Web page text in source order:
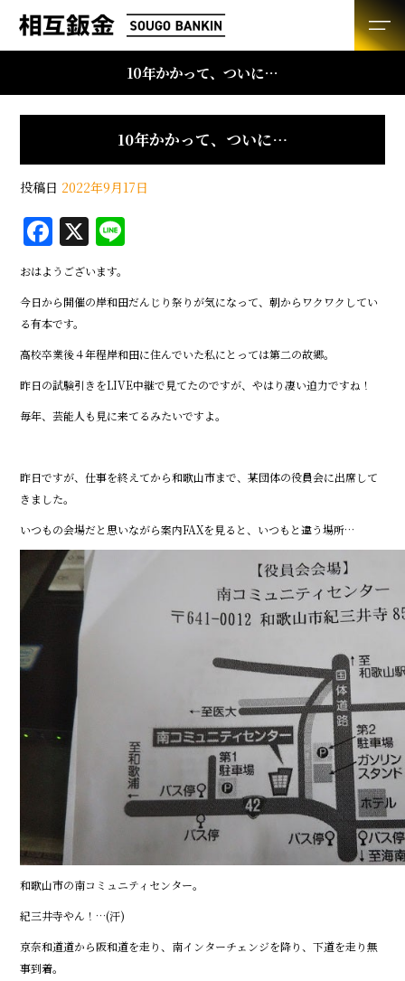
10年かかって、ついに…
10年かかって、ついに…
投稿日 2022年9月17日
F
a
c
e
b
o
o
k
X
e
おはようございます。
今日から開催の岸和田だんじり祭りが気になって、朝からワクワクしてい
る有本です。
高校卒業後４年程岸和田に住んでいた私にとっては第二の故郷。
昨日の試験引きをLIVE中継で見てたのですが、やはり凄い迫力ですね！
毎年、芸能人も見に来てるみたいですよ。
昨日ですが、仕事を終えてから和歌山市まで、某団体の役員会に出席して
きました。
いつもの会場だと思いながら案内FAXを見ると、いつもと違う場所…
和歌山市の南コミュニティセンター。
紀三井寺やん！…(汗)
京奈和道道から阪和道を走り、南インターチェンジを降り、下道を走り無
事到着。